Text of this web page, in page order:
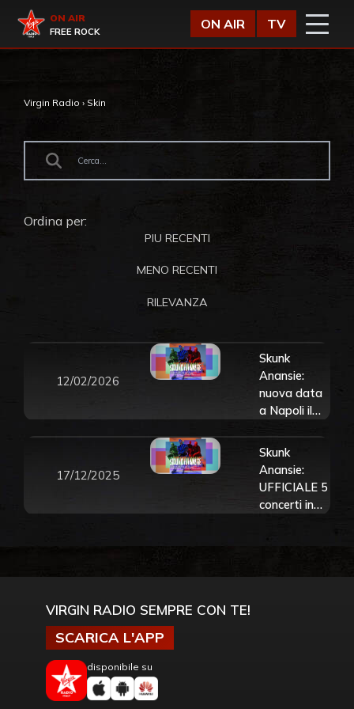
Virgin Radio
ON AIR
FREE ROCK
ON AIR TV
Virgin Radio › Skin
Ordina per:
PIU RECENTI
MENO RECENTI
RILEVANZA
12/02/2026
Skunk
Anansie:
nuova data
a Napoli il
Tutte le info
17/12/2025
Skunk
Anansie:
UFFICIALE 5
concerti in
le info e
VIRGIN RADIO SEMPRE CON TE!
SCARICA L'APP
disponibile su